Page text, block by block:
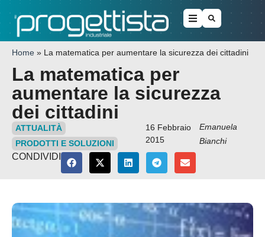
Home » La matematica per aumentare la sicurezza dei cittadini
La matematica per
aumentare la sicurezza
dei cittadini
ATTUALITÀ
PRODOTTI E SOLUZIONI
16 Febbraio
2015
Emanuela
Bianchi
CONDIVIDI